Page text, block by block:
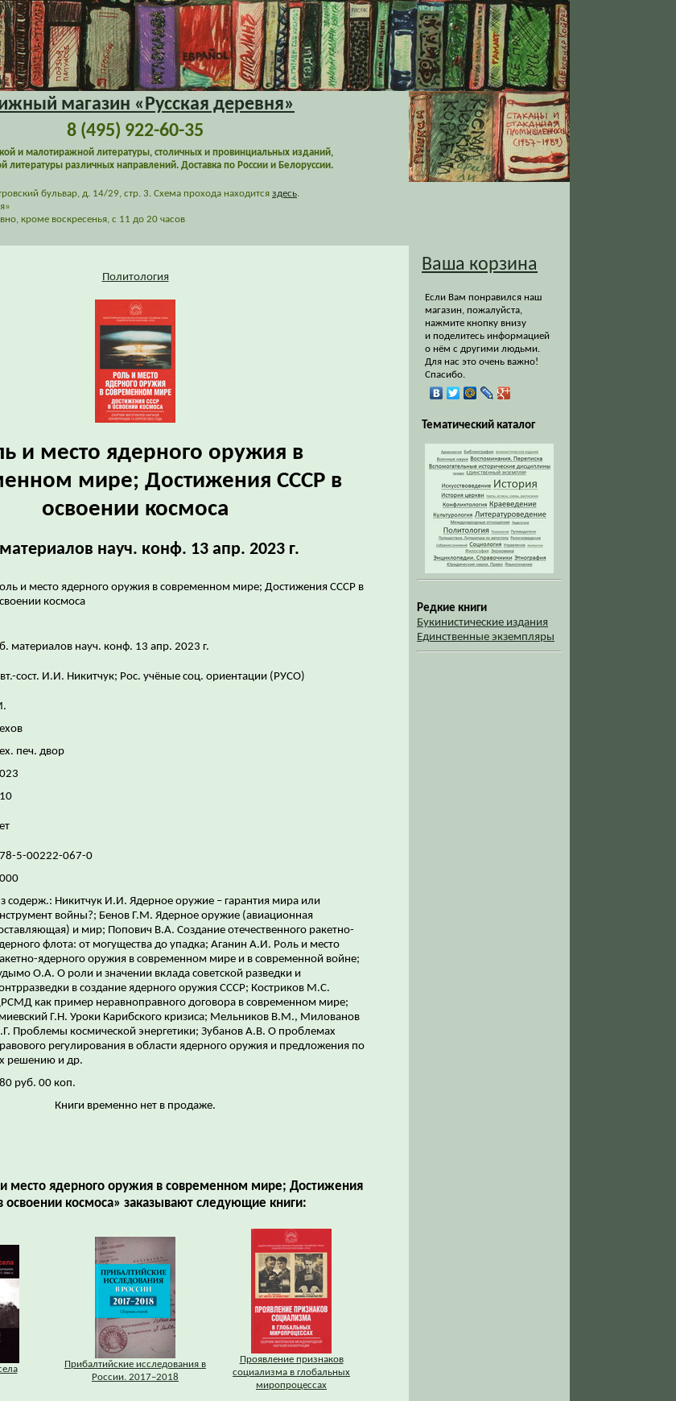
магазин «Русская деревня»
8 (495) 922-60-35
и малотиражной литературы, столичных и провинциальных изданий,
литературы различных направлений. Доставка по России и Белоруссии.
бульвар, д. 14/29, стр. 3. Схема прохода находится здесь.
кроме воскресенья, с 11 до 20 часов
Политология
и место ядерного оружия в
мире; Достижения СССР в
освоении космоса
науч. конф. 13 апр. 2023 г.
и место ядерного оружия в современном мире; Достижения СССР в
космоса
материалов науч. конф. 13 апр. 2023 г.
сост. И.И. Никитчук; Рос. учёные соц. ориентации (РУСО)
печ. двор
5-00222-067-0
содерж.: Никитчук И.И. Ядерное оружие – гарантия мира или
войны?; Бенов Г.М. Ядерное оружие (авиационная
и мир; Попович В.А. Создание отечественного ракетно-
флота: от могущества до упадка; Аганин А.И. Роль и место
ядерного оружия в современном мире и в современной войне;
О.А. О роли и значении вклада советской разведки и
в создание ядерного оружия СССР; Костриков М.С.
как пример неравноправного договора в современном мире;
Г.Н. Уроки Карибского кризиса; Мельников В.М., Милованов
Проблемы космической энергетики; Зубанов А.В. О проблемах
регулирования в области ядерного оружия и предложения по
решению и др.
руб. 00 коп.
Книги временно нет в продаже.
место ядерного оружия в современном мире; Достижения
освоении космоса» заказывают следующие книги:
Прибалтийские исследования в
России. 2017–2018
Проявление признаков
социализма в глобальных
миропроцессах
Ваша корзина
Если Вам понравился наш
магазин, пожалуйста,
нажмите кнопку внизу
и поделитесь информацией
о нём с другими людьми.
Для нас это очень важно!
Спасибо.
Тематический каталог
Редкие книги
Букинистические издания
Единственные экземпляры